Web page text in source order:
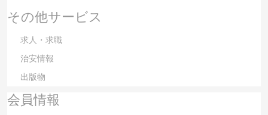
その他サービス
求人・求職
治安情報
出版物
会員情報